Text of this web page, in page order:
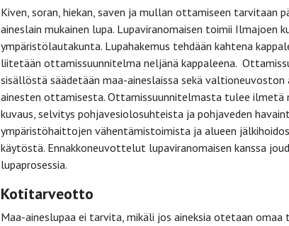
Kiven, soran, hiekan, saven ja mullan ottamiseen tarvitaan
aineslain mukainen lupa. Lupaviranomaisen toimii Ilmajoen
ympäristölautakunta. Lupahakemus tehdään kahtena
liitetään ottamissuunnitelma neljänä kappaleena.
sisällöstä säädetään maa-aineslaissa sekä valtioneuvoston
ainesten ottamisesta. Ottamissuunnitelmasta tulee ilmetä
kuvaus, selvitys pohjavesiolosuhteista ja pohjaveden
ympäristöhaittojen vähentämistoimista ja alueen
käytöstä. Ennakkoneuvottelut lupaviranomaisen kanssa
lupaprosessia.
Kotitarveotto
Maa-aineslupaa ei tarvita, mikäli jos aineksia otetaan omaa